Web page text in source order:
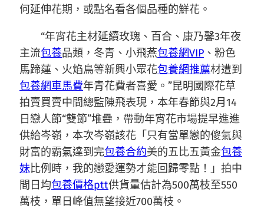
何延伸花期，或點名看各個品種的鮮花。
“年宵花主材延續玫瑰、百合、康乃馨3年夜
主流包養品類，冬青、小飛燕包養網VIP 、粉色
馬蹄蓮、火焰鳥等新興小眾花包養網推薦材遭到
包養網車馬費年青花費者喜愛。”昆明國際花草
拍賣買賣中間總監陳飛表現，本年春節與2月14
日戀人節“雙節”堆疊，帶動年宵花市場提早進進
供給岑嶺，本次岑嶺該花「只有當單戀的傻氣與
財富的霸氣達到完包養合約美的五比五黃金包養
妹比例時，我的戀愛運勢才能回歸零點！」拍中
間日均包養價格ptt供貨量估計為500萬枝至550
萬枝，單日峰值無望接近700萬枝。